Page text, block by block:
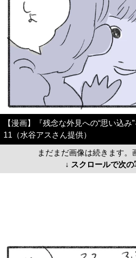
【漫画】『残念な外見への“思い込み
11（水谷アスさん提供）
まだまだ画像は続きます。
↓ スクロールで次の